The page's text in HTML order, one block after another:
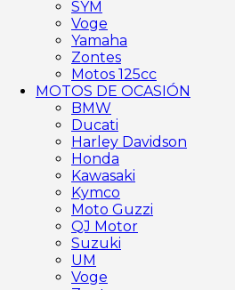
SYM
Voge
Yamaha
Zontes
Motos 125cc
MOTOS DE OCASIÓN
BMW
Ducati
Harley Davidson
Honda
Kawasaki
Kymco
Moto Guzzi
QJ Motor
Suzuki
UM
Voge